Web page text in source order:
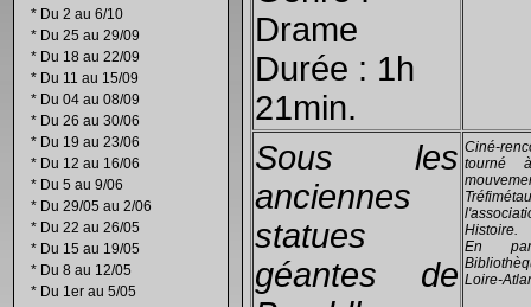
* Du 2 au 6/10
* Du 25 au 29/09
* Du 18 au 22/09
* Du 11 au 15/09
* Du 04 au 08/09
* Du 26 au 30/06
* Du 19 au 23/06
* Du 12 au 16/06
* Du 5 au 9/06
* Du 29/05 au 2/06
* Du 22 au 26/05
* Du 15 au 19/05
* Du 8 au 12/05
* Du 1er au 5/05
Drame
Durée : 1h
21min.
Sous les
anciennes
statues
géantes de
Ciné-
tourné
Histoire.
En
Loire-